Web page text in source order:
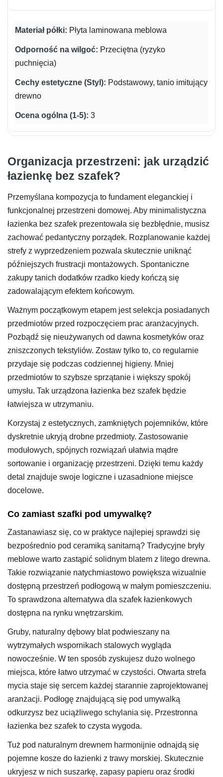
Płyta laminowana meblowa
Przeciętna (ryzyko
puchnięcia)
Podstawowy, tanio imitujący
drewno
3
Organizacja przestrzeni: jak urządzić
łazienkę bez szafek?
Przemyślana kompozycja to fundament eleganckiej i
funkcjonalnej przestrzeni domowej. Aby minimalistyczna
łazienka bez szafek prezentowała się bezbłędnie, musisz
zachować pedantyczny porządek. Rozplanowanie każdej
strefy z wyprzedzeniem pozwala skutecznie uniknąć
późniejszych frustracji montażowych. Spontaniczne
zakupy tanich dodatków rzadko kiedy kończą się
zadowalającym efektem końcowym.
Ważnym początkowym etapem jest selekcja posiadanych
przedmiotów przed rozpoczęciem prac aranżacyjnych.
Pozbądź się nieużywanych od dawna kosmetyków oraz
zniszczonych tekstyliów. Zostaw tylko to, co regularnie
przydaje się podczas codziennej higieny. Mniej
przedmiotów to szybsze sprzątanie i większy spokój
umysłu. Tak urządzona łazienka bez szafek będzie
łatwiejsza w utrzymaniu.
Korzystaj z estetycznych, zamkniętych pojemników, które
dyskretnie ukryją drobne przedmioty. Zastosowanie
modułowych, spójnych rozwiązań ułatwia mądre
sortowanie i organizację przestrzeni. Dzięki temu każdy
detal znajduje swoje logiczne i uzasadnione miejsce
docelowe.
Co zamiast szafki pod umywalkę?
Zastanawiasz się, co w praktyce najlepiej sprawdzi się
bezpośrednio pod ceramiką sanitarną? Tradycyjne bryły
meblowe warto zastąpić solidnym blatem z litego drewna.
Takie rozwiązanie natychmiastowo powiększa wizualnie
dostępną przestrzeń podłogową w małym pomieszczeniu.
To sprawdzona alternatywa dla szafek łazienkowych
dostępna na rynku wnętrzarskim.
Gruby, naturalny dębowy blat podwieszany na
wytrzymałych wspornikach stalowych wygląda
nowocześnie. W ten sposób zyskujesz dużo wolnego
miejsca, które łatwo utrzymać w czystości. Otwarta strefa
mycia staje się sercem każdej starannie zaprojektowanej
aranżacji. Podłogę znajdującą się pod umywalką
odkurzysz bez uciążliwego schylania się. Przestronna
łazienka bez szafek to czysta wygoda.
Tuż pod naturalnym drewnem harmonijnie odnajdą się
pojemne kosze do łazienki z trawy morskiej. Skutecznie
ukryjesz w nich suszarkę, zapasy papieru oraz środki